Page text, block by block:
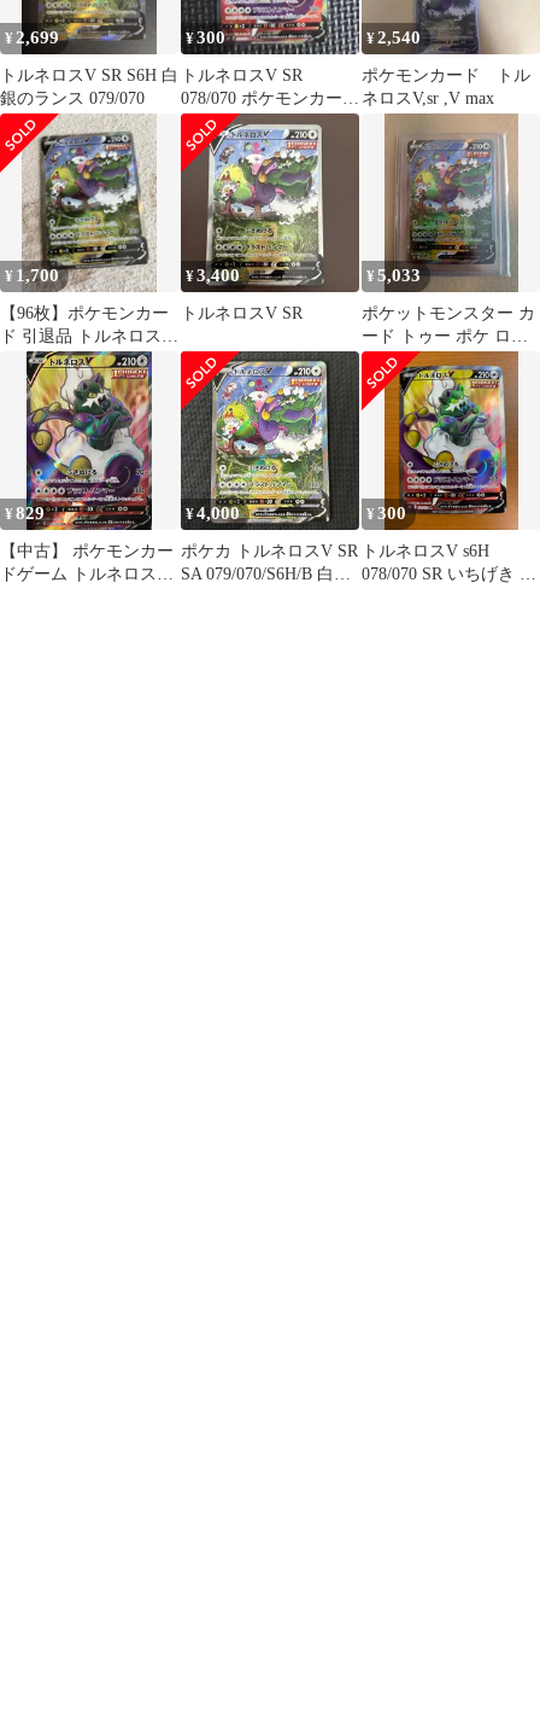
¥ 2,699
トルネロスV SR S6H 白
銀のランス 079/070
¥300
トルネロスV SR
078/070 ポケモンカード
ゲーム V無01
¥2,540
ポケモンカード トル
ネロスV,sr ,V max
¥ 1,700
【96枚】ポケモンカー
ド 引退品 トルネロスV
SR スペシャルアート
¥3,400
トルネロスV SR
¥5,033
ポケットモンスター カ
ード トゥー ポケ ロス
V SR
¥829
【中古】 ポケモンカー
ドゲーム トルネロスV
¥4,000
ポケカ トルネロスV SR
SA 079/070/S6H/B 白銀
¥300
トルネロスV s6H
078/070 SR いちげき 状